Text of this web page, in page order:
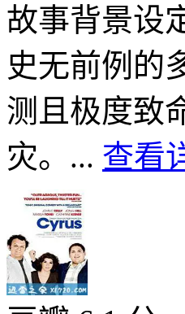
故事背景设
史无前例的
测且极度致
灾。... 查看